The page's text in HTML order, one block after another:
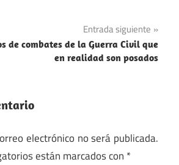
Entrada siguiente
de combates de la Guerra Civil que
en realidad son posados
electrónico no será publicada.
están marcados con *